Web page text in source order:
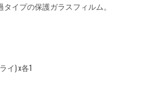
イプの保護ガラスフィルム。
イ) x各1